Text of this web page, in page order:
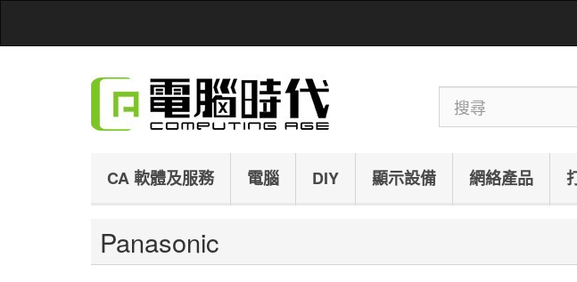
CA 軟體及服務 電腦 DIY 顯示設備 網絡產品
Panasonic